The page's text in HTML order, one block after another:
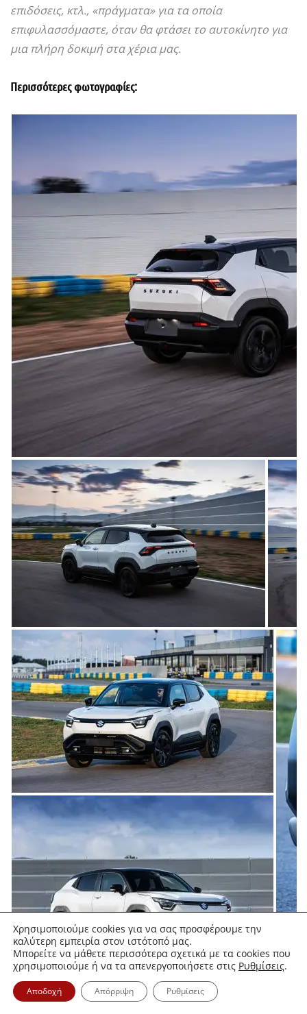
επιδόσεις, κτλ., «πράγματα» για τα οποία
επιφυλασσόμαστε, όταν θα φτάσει το αυτοκίνητο για
μια πλήρη δοκιμή στα χέρια μας.
Περισσότερες φωτογραφίες:
Χρησιμοποιούμε cookies για να σας προσφέρουμε την
καλύτερη εμπειρία στον ιστότοπό μας.
Μπορείτε να μάθετε περισσότερα σχετικά με τα cookies που
χρησιμοποιούμε ή να τα απενεργοποιήσετε στις Ρυθμίσεις.
Αποδοχή Απόρριψη Ρυθμίσεις